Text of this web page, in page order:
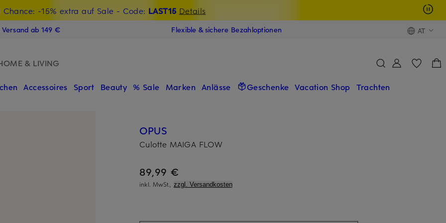
Chance: -15% extra auf Sale - Code: LAST15 Details
Willkommensgutschein mit Beyond sichern
ab 149 € Flexible & sichere Bezahloptionen AT
& LIVING
Accessoires Sport Beauty % Sale Marken Anlässe Geschenke Vacation Shop Trachten
OPUS
Culotte MAIGA FLOW
89,99 €
inkl. MwSt., zzgl. Versandkosten